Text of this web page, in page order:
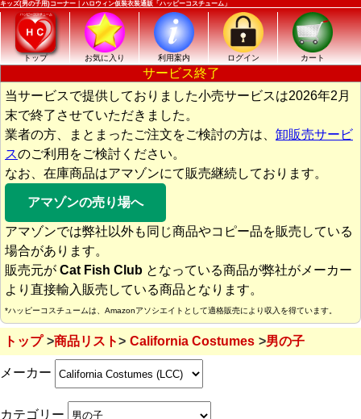
キッズ(男の子用)コーナー｜ハロウィン仮装衣装通販「ハッピーコスチューム」
トップ お気に入り 利用案内 ログイン カート
サービス終了
当サービスで提供しておりました小売サービスは2026年2月
末で終了させていただきました。
業者の方、まとまったご注文をご検討の方は、 卸販売サービ
スのご利用をご検討ください。
なお、在庫商品はアマゾンにて販売継続しております。
アマゾンの売り場へ
アマゾンでは弊社以外も同じ商品やコピー品を販売している
場合があります。
販売元が Cat Fish Club となっている商品が弊社がメーカー
より直接輸入販売している商品となります。
*ハッピーコスチュームは、Amazonアソシエイトとして適格販売により収入を得ています。
トップ 商品リスト California Costumes 男の子
メーカー
カテゴリー